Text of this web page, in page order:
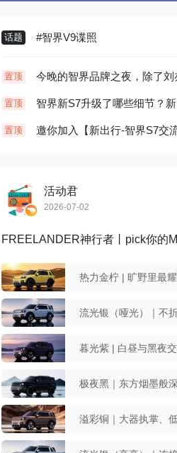
话题 #智界V9谍照
置顶
置顶 智界新S7升级了哪些细节？
置顶 邀你加入【新出行-智界S7交流
活动君
2026-07-02
FREELANDER神行者丨pick你的
热力金柠 | 旷野里最
暮光紫 | 白昼与黑夜
极夜黑｜东方烟墨般